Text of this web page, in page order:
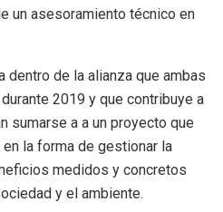
un asesoramiento técnico en
dentro de la alianza que ambas
2019 y que contribuye a
sumarse a a un proyecto que
la forma de gestionar la
medidos y concretos
y el ambiente.